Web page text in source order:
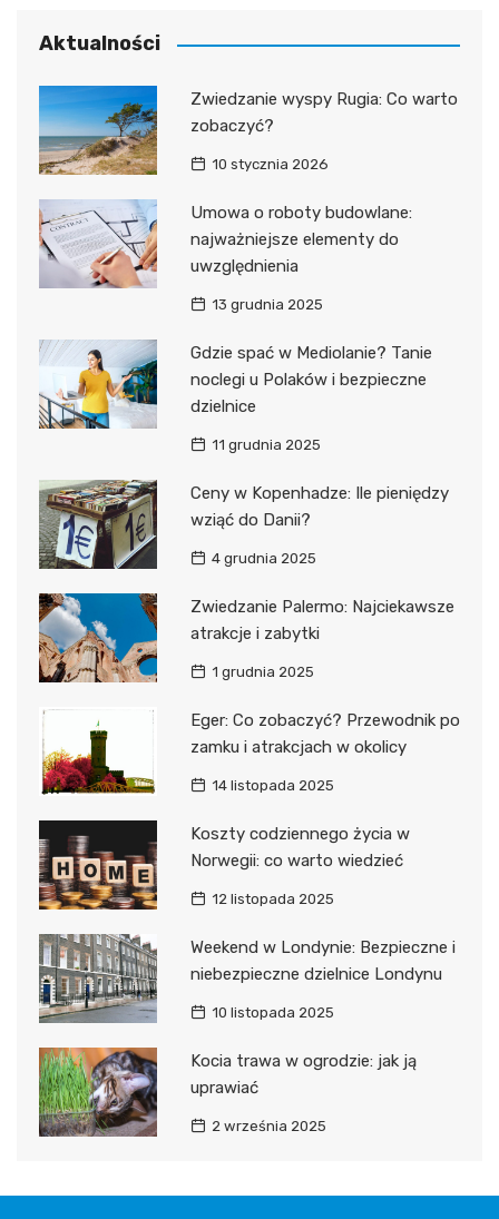
Aktualności
Zwiedzanie wyspy Rugia: Co warto
zobaczyć?
10 stycznia 2026
Umowa o roboty budowlane:
najważniejsze elementy do
uwzględnienia
13 grudnia 2025
Gdzie spać w Mediolanie? Tanie
noclegi u Polaków i bezpieczne
dzielnice
11 grudnia 2025
Ceny w Kopenhadze: Ile pieniędzy
wziąć do Danii?
4 grudnia 2025
Zwiedzanie Palermo: Najciekawsze
atrakcje i zabytki
1 grudnia 2025
Eger: Co zobaczyć? Przewodnik po
zamku i atrakcjach w okolicy
14 listopada 2025
Koszty codziennego życia w
Norwegii: co warto wiedzieć
12 listopada 2025
Weekend w Londynie: Bezpieczne i
niebezpieczne dzielnice Londynu
10 listopada 2025
Kocia trawa w ogrodzie: jak ją
uprawiać
2 września 2025